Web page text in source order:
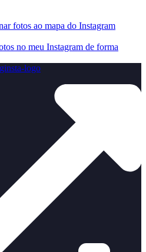
fotos ao mapa do Instagram
no meu Instagram de forma